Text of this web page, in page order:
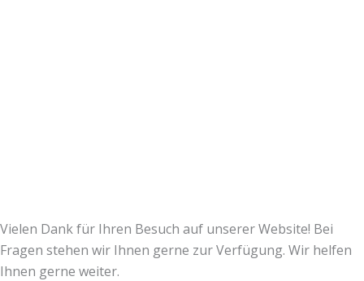
Vielen Dank für Ihren Besuch auf unserer Website! Bei
Fragen stehen wir Ihnen gerne zur Verfügung. Wir helfen
Ihnen gerne weiter.